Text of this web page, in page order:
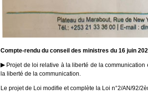
Compte-rendu du conseil des ministres du 16 juin
Projet de loi relative à la liberté de la communication
la liberté de la communication.
Le projet de Loi modifie et complète la Loi n°2/AN/92/